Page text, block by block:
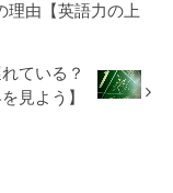
理由【英語力の上
ている？
を見よう】